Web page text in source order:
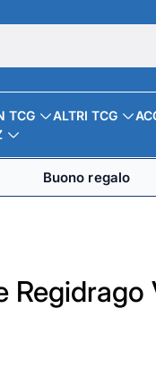
TCG ALTRI TCG
Buono regalo
Regidrago